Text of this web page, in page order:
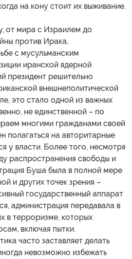
на кону стоит их выживание.
от мира с Израилем до
против Ирака,
с мусульманским
иранской ядерной
президент решительно
внешнеполитической
это стало одной из важных
не единственной – по
многими гражданами своей
полагаться на авторитарные
у власти. Более того, несмотря
распространения свободы и
Буша была в полной мере
и других точек зрения –
государственный аппарат
администрация передавала в
в терроризме, которых
включая пытки.
часто заставляет делать
невозможно избежать